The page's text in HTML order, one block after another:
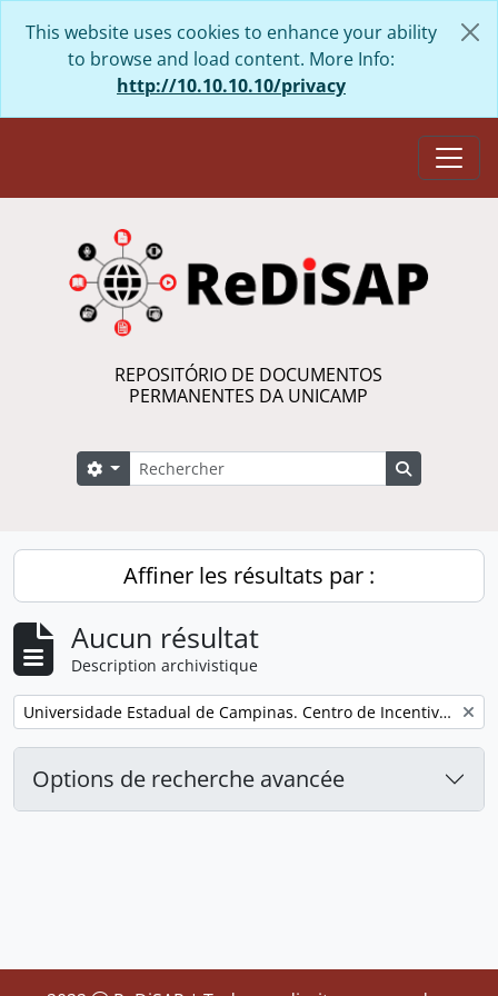
This website uses cookies to enhance your ability
to browse and load content. More Info:
http://10.10.10.10/privacy
REPOSITÓRIO DE DOCUMENTOS
PERMANENTES DA UNICAMP
Rechercher
Search options
Affiner les résultats par :
Aucun résultat
Description archivistique
Remove filter: Universidade Estadual de Campinas. Centro de Incentivo à Parceria Empresarial
Options de recherche avancée